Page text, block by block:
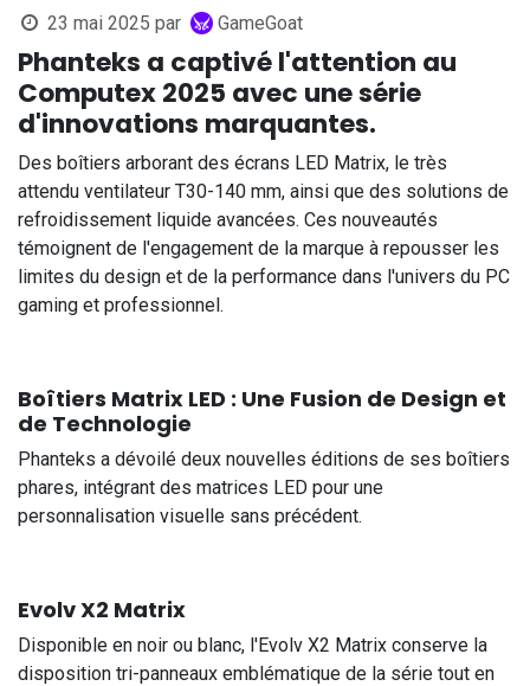
23 mai 2025 par GameGoat
Phanteks a captivé l'attention au
Computex 2025 avec une série
d'innovations marquantes.
Des boîtiers arborant des écrans LED Matrix, le très
attendu ventilateur T30-140 mm, ainsi que des solutions de
refroidissement liquide avancées. Ces nouveautés
témoignent de l'engagement de la marque à repousser les
limites du design et de la performance dans l'univers du PC
gaming et professionnel.
Boîtiers Matrix LED : Une Fusion de Design et
de Technologie
Phanteks a dévoilé deux nouvelles éditions de ses boîtiers
phares, intégrant des matrices LED pour une
personnalisation visuelle sans précédent.
Evolv X2 Matrix
Disponible en noir ou blanc, l'Evolv X2 Matrix conserve la
disposition tri-panneaux emblématique de la série tout en